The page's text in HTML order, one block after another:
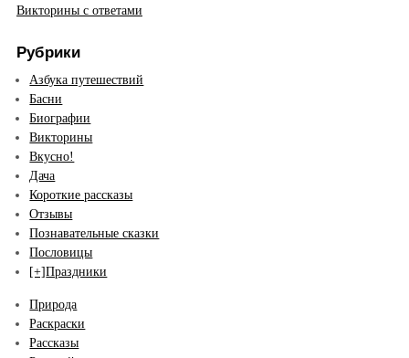
Викторины с ответами
Рубрики
Азбука путешествий
Басни
Биографии
Викторины
Вкусно!
Дача
Короткие рассказы
Отзывы
Познавательные сказки
Пословицы
[+]Праздники
Природа
Раскраски
Рассказы